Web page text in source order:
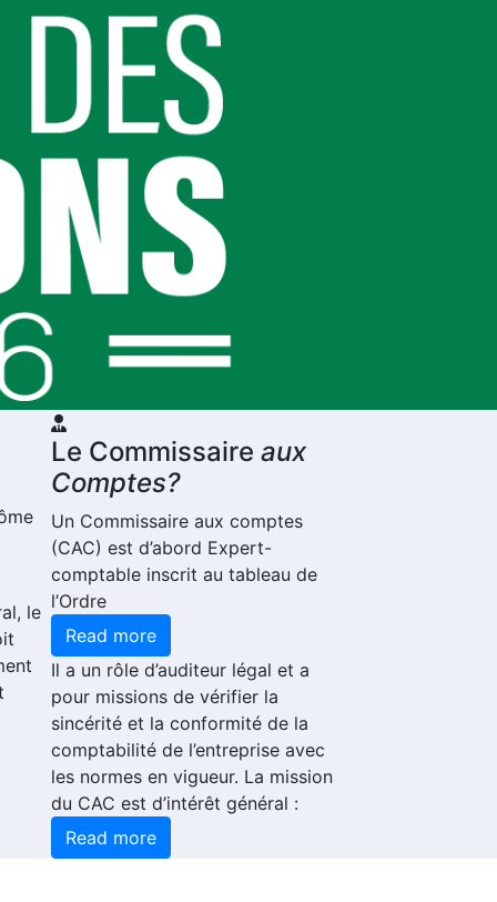
le
Le Commissaire aux
Comptes?
Un Commissaire aux comptes
(CAC) est d’abord Expert-
comptable inscrit au tableau de
l’Ordre
Read more
Il a un rôle d’auditeur légal et a
pour missions de vérifier la
sincérité et la conformité de la
comptabilité de l’entreprise avec
les normes en vigueur. La mission
du CAC est d’intérêt général :
Read more